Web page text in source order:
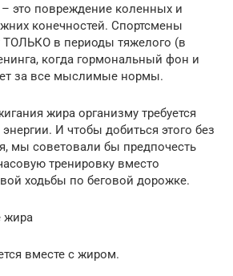
– это повреждение коленных и
конечностей. Спортсмены
ТОЛЬКО в периоды тяжелого (в
когда гормональный фон и
за все мыслимые нормы.
жира организму требуется
И чтобы добиться этого без
мы советовали бы предпочесть
тренировку вместо
ходьбы по беговой дорожке.
жира
вместе с жиром.